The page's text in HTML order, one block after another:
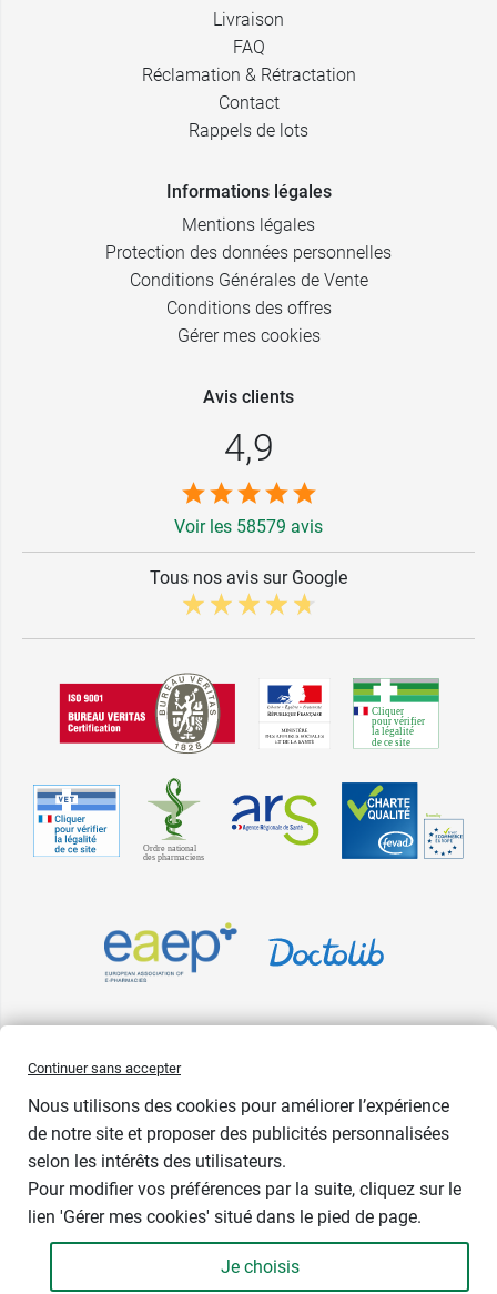
- +
Livraison
FAQ
Réclamation & Rétractation
Contact
Rappels de lots
Informations légales
Mentions légales
Protection des données personnelles
Conditions Générales de Vente
Conditions des offres
Gérer mes cookies
Avis clients
4,9
Voir les 58579 avis
Tous nos avis sur Google
Pharma GDD adhère à la Fédération du e-commerce et de la vente à
européen Ecommerce Europe Trustmark.
Accessibilité
: partiellement conforme
Continuer sans accepter
Nous utilisons des cookies pour améliorer l’expérience
de notre site et proposer des publicités personnalisées
selon les intérêts des utilisateurs.
Pour modifier vos préférences par la suite, cliquez sur le
lien 'Gérer mes cookies' situé dans le pied de page.
Je choisis